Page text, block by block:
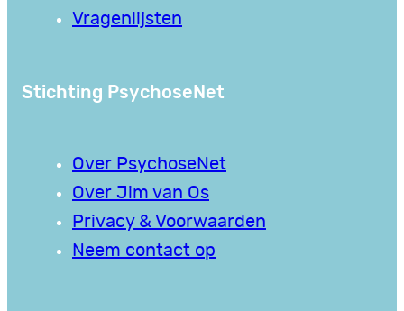
Vragenlijsten
Stichting PsychoseNet
Over PsychoseNet
Over Jim van Os
Privacy & Voorwaarden
Neem contact op